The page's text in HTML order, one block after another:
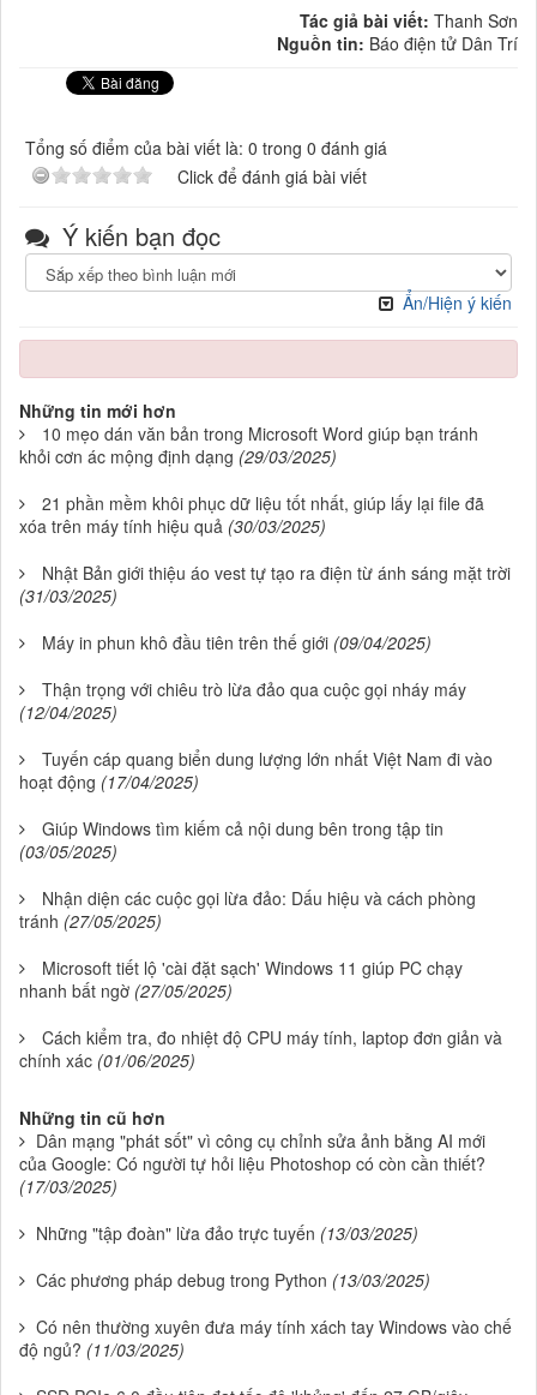
Tác giả bài viết: Thanh Sơn
Nguồn tin: Báo điện tử Dân Trí
Tổng số điểm của bài viết là: 0 trong 0 đánh giá
Click để đánh giá bài viết
Ý kiến bạn đọc
Ẩn/Hiện ý kiến
Những tin mới hơn
10 mẹo dán văn bản trong Microsoft Word giúp bạn tránh
khỏi cơn ác mộng định dạng (29/03/2025)
21 phần mềm khôi phục dữ liệu tốt nhất, giúp lấy lại file đã
xóa trên máy tính hiệu quả (30/03/2025)
Nhật Bản giới thiệu áo vest tự tạo ra điện từ ánh sáng mặt trời
(31/03/2025)
Máy in phun khô đầu tiên trên thế giới (09/04/2025)
Thận trọng với chiêu trò lừa đảo qua cuộc gọi nháy máy
(12/04/2025)
Tuyến cáp quang biển dung lượng lớn nhất Việt Nam đi vào
hoạt động (17/04/2025)
Giúp Windows tìm kiếm cả nội dung bên trong tập tin
(03/05/2025)
Nhận diện các cuộc gọi lừa đảo: Dấu hiệu và cách phòng
tránh (27/05/2025)
Microsoft tiết lộ 'cài đặt sạch' Windows 11 giúp PC chạy
nhanh bất ngờ (27/05/2025)
Cách kiểm tra, đo nhiệt độ CPU máy tính, laptop đơn giản và
chính xác (01/06/2025)
Những tin cũ hơn
Dân mạng "phát sốt" vì công cụ chỉnh sửa ảnh bằng AI mới
của Google: Có người tự hỏi liệu Photoshop có còn cần thiết?
(17/03/2025)
Những "tập đoàn" lừa đảo trực tuyến (13/03/2025)
Các phương pháp debug trong Python (13/03/2025)
Có nên thường xuyên đưa máy tính xách tay Windows vào chế
độ ngủ? (11/03/2025)